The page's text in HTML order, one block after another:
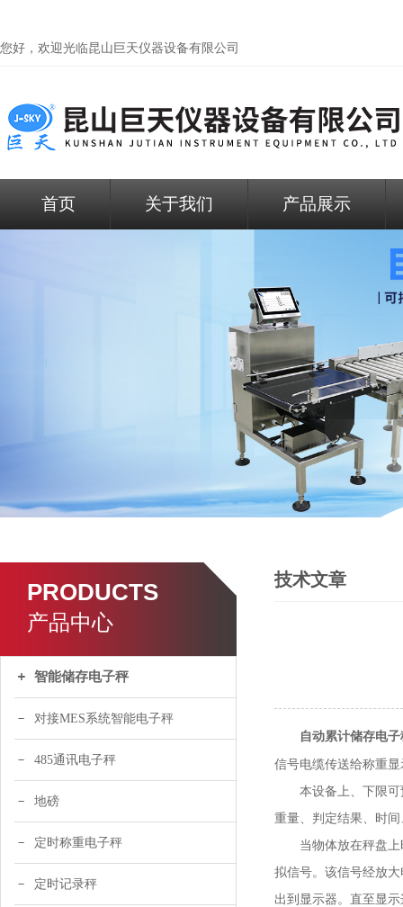
您好，欢迎光临昆山巨天仪器设备有限公司
首页 关于我们 产品展示
PRODUCTS
产品中心
智能储存电子秤
对接MES系统智能电子秤
485通讯电子秤
地磅
定时称重电子秤
定时记录秤
技术文章
自动累计储存电子
信号电缆传送给称重
本设备上、下限可预
重量、判定结果、时
当物体放在秤盘上时
拟信号。该信号经放
出到显示器。直至显